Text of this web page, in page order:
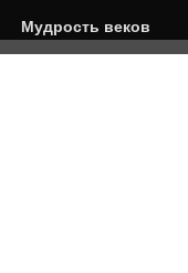
Мудрость веков